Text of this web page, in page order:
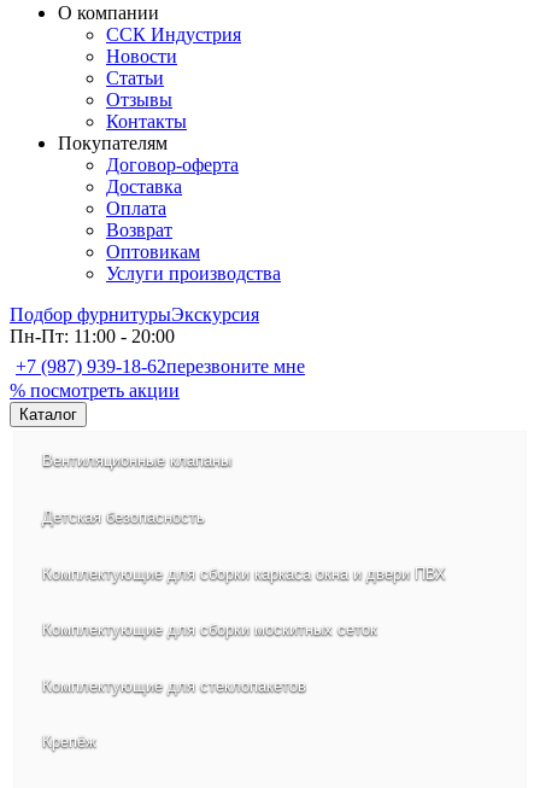
О компании
ССК Индустрия
Новости
Статьи
Отзывы
Контакты
Покупателям
Договор-оферта
Доставка
Оплата
Возврат
Оптовикам
Услуги производства
Подбор фурнитурыЭкскурсия
Пн-Пт: 11:00 - 20:00
+7 (987) 939-18-62перезвоните мне
% посмотреть акции
Каталог
Вентиляционные клапаны
Детская безопасность
Комплектующие для сборки каркаса окна и двери ПВХ
Комплектующие для сборки москитных сеток
Комплектующие для стеклопакетов
Крепёж